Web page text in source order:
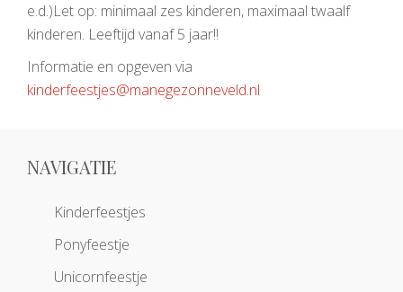
e.d.)Let op: minimaal zes kinderen, maximaal twaalf
kinderen. Leeftijd vanaf 5 jaar!!
Informatie en opgeven via
kinderfeestjes@manegezonneveld.nl
NAVIGATIE
Kinderfeestjes
Ponyfeestje
Unicornfeestje